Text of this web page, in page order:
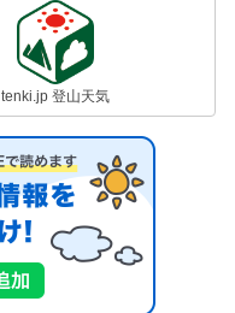
tenki.jp 登山天気